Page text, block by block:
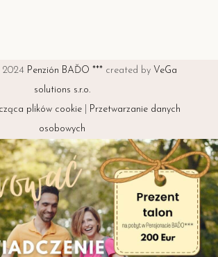
Penzión BAĎO *** created by VeGa
solutions s.r.o.
plików cookie|
Przetwarzanie danych
osobowych